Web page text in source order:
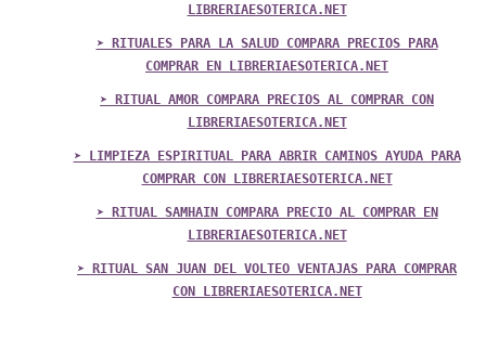
LIBRERIAESOTERICA.NET
➤ RITUALES PARA LA SALUD COMPARA PRECIOS PARA
COMPRAR EN LIBRERIAESOTERICA.NET
➤ RITUAL AMOR COMPARA PRECIOS AL COMPRAR CON
LIBRERIAESOTERICA.NET
➤ LIMPIEZA ESPIRITUAL PARA ABRIR CAMINOS AYUDA PARA
COMPRAR CON LIBRERIAESOTERICA.NET
➤ RITUAL SAMHAIN COMPARA PRECIO AL COMPRAR EN
LIBRERIAESOTERICA.NET
➤ RITUAL SAN JUAN DEL VOLTEO VENTAJAS PARA COMPRAR
CON LIBRERIAESOTERICA.NET